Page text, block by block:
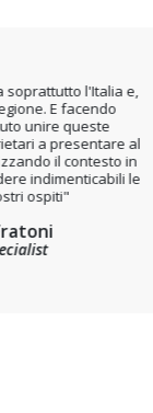
l'Italia e,
al
in
le